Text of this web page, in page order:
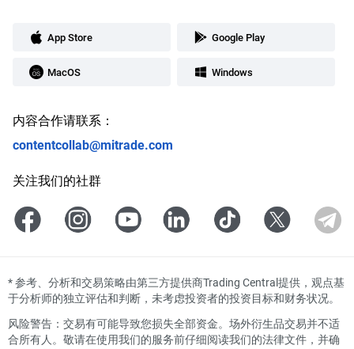
App Store Google Play
MacOS Windows
内容合作请联系：
contentcollab@mitrade.com
关注我们的社群
*参考、分析和交易策略由第三方提供商Trading Central提供，观点基
于分析师的独立评估和判断，未考虑投资者的投资目标和财务状况。
风险警告：交易有可能导致您损失全部资金。场外衍生品交易并不适
合所有人。敬请在使用我们的服务前仔细阅读我们的法律文件，并确